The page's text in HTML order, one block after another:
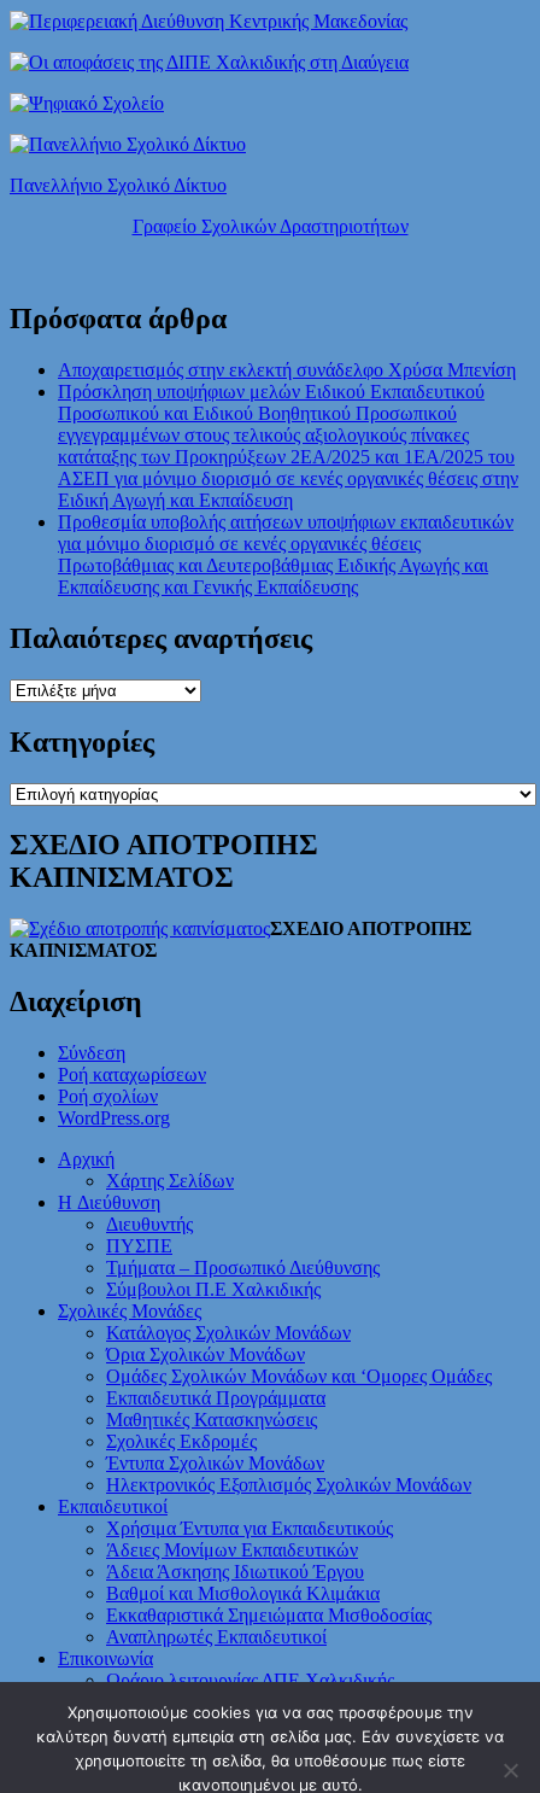
Πανελλήνιο Σχολικό Δίκτυο
Γραφείο Σχολικών Δραστηριοτήτων
Πρόσφατα άρθρα
Αποχαιρετισμός στην εκλεκτή συνάδελφο Χρύσα Μπενίση
Πρόσκληση υποψήφιων μελών Ειδικού Εκπαιδευτικού
Προσωπικού και Ειδικού Βοηθητικού Προσωπικού
εγγεγραμμένων στους τελικούς αξιολογικούς πίνακες
κατάταξης των Προκηρύξεων 2ΕΑ/2025 και 1ΕΑ/2025 του
ΑΣΕΠ για μόνιμο διορισμό σε κενές οργανικές θέσεις στην
Ειδική Αγωγή και Εκπαίδευση
Προθεσμία υποβολής αιτήσεων υποψήφιων εκπαιδευτικών
για μόνιμο διορισμό σε κενές οργανικές θέσεις
Πρωτοβάθμιας και Δευτεροβάθμιας Ειδικής Αγωγής και
Εκπαίδευσης και Γενικής Εκπαίδευσης
Παλαιότερες αναρτήσεις
Παλαιότερες
Kατηγορίες
Kατηγορίες
ΣΧΕΔΙΟ ΑΠΟΤΡΟΠΗΣ
ΚΑΠΝΙΣΜΑΤΟΣ
ΣΧΕΔΙΟ ΑΠΟΤΡΟΠΗΣ
ΚΑΠΝΙΣΜΑΤΟΣ
Διαχείριση
Σύνδεση
Ροή καταχωρίσεων
Ροή σχολίων
WordPress.org
Αρχική
Χάρτης Σελίδων
H Διεύθυνση
Διευθυντής
ΠΥΣΠΕ
Τμήματα – Προσωπικό Διεύθυνσης
Σύμβουλοι Π.Ε Χαλκιδικής
Σχολικές Μονάδες
Κατάλογος Σχολικών Μονάδων
Όρια Σχολικών Μονάδων
Ομάδες Σχολικών Μονάδων και ‘Ομορες Ομάδες
Εκπαιδευτικά Προγράμματα
Μαθητικές Κατασκηνώσεις
Σχολικές Εκδρομές
Έντυπα Σχολικών Μονάδων
Ηλεκτρονικός Εξοπλισμός Σχολικών Μονάδων
Εκπαιδευτικοί
Χρήσιμα Έντυπα για Εκπαιδευτικούς
Άδειες Μονίμων Εκπαιδευτικών
Άδεια Άσκησης Ιδιωτικού Έργου
Βαθμοί και Μισθολογικά Κλιμάκια
Εκκαθαριστικά Σημειώματα Μισθοδοσίας
Αναπληρωτές Εκπαιδευτικοί
Επικοινωνία
Ωράριο λειτουργίας ΔΠΕ Χαλκιδικής
Οργανόγραμμα Διεύθυνσης
Συχνές ερωτήσεις
Φόρμες Συγκέντρωσης Στατιστικών Στοιχείων
© 2026 ΔΙΕΥΘΥΝΣΗ Π.Ε. ΧΑΛΚΙΔΙΚΗΣ.
Χρησιμοποιούμε cookies για να σας προσφέρουμε την
καλύτερη δυνατή εμπειρία στη σελίδα μας. Εάν συνεχίσετε να
χρησιμοποιείτε τη σελίδα, θα υποθέσουμε πως είστε
ικανοποιημένοι με αυτό.